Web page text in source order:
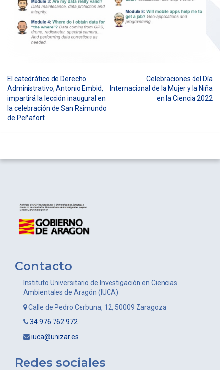
Navegación
de
entradas
El catedrático de Derecho
Administrativo, Antonio Embid,
impartirá la lección inaugural en
la celebración de San Raimundo
de Peñafort
Celebraciones del Día
Internacional de la Mujer y la Niña
en la Ciencia 2022
Contacto
Instituto Universitario de Investigación en Ciencias
Ambientales de Aragón (IUCA)
Calle de Pedro Cerbuna, 12, 50009 Zaragoza
34 976 762 972
iuca@unizar.es
Redes sociales